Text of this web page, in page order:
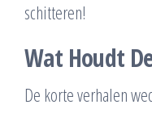
schitteren!
Wat Houdt
De korte verhalen